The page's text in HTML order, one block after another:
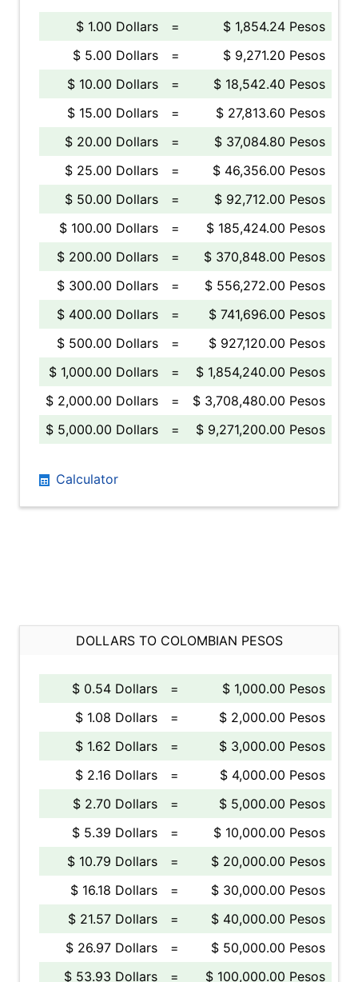
$ 1.00 Dollars =
$ 1,854.24 Pesos
$ 5.00 Dollars
=
$ 9,271.20 Pesos
$ 10.00 Dollars
=
$ 18,542.40 Pesos
$ 15.00 Dollars
=
$ 27,813.60 Pesos
$ 20.00 Dollars
=
$ 37,084.80 Pesos
$ 25.00 Dollars
=
$ 46,356.00 Pesos
$ 50.00 Dollars
=
$ 92,712.00 Pesos
$ 100.00 Dollars
=
$ 185,424.00 Pesos
$ 200.00 Dollars
=
$ 370,848.00 Pesos
$ 300.00 Dollars
=
$ 556,272.00 Pesos
$ 400.00 Dollars
=
$ 741,696.00 Pesos
$ 500.00 Dollars
=
$ 927,120.00 Pesos
$ 1,000.00 Dollars
=
$ 1,854,240.00 Pesos
$ 2,000.00 Dollars
=
$ 3,708,480.00 Pesos
$ 5,000.00 Dollars
= $ 9,271,200.00 Pesos
Calculator
DOLLARS TO COLOMBIAN PESOS
$ 0.54 Dollars =
$ 1,000.00 Pesos
$ 1.08 Dollars
=
$ 2,000.00 Pesos
$ 1.62 Dollars
=
$ 3,000.00 Pesos
$ 2.16 Dollars
=
$ 4,000.00 Pesos
$ 2.70 Dollars
=
$ 5,000.00 Pesos
$ 5.39 Dollars
=
$ 10,000.00 Pesos
$ 10.79 Dollars
=
$ 20,000.00 Pesos
$ 16.18 Dollars
=
$ 30,000.00 Pesos
$ 21.57 Dollars
=
$ 40,000.00 Pesos
$ 26.97 Dollars
=
$ 50,000.00 Pesos
$ 53.93 Dollars
= $ 100,000.00 Pesos